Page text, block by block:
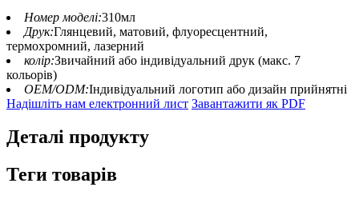
Номер моделі:310мл
Друк:Глянцевий, матовий, флуоресцентний,
термохромний, лазерний
колір:Звичайний або індивідуальний друк (макс. 7
кольорів)
OEM/ODM:Індивідуальний логотип або дизайн прийнятні
Надішліть нам електронний лист Завантажити як PDF
Деталі продукту
Теги товарів